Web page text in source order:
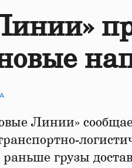
Линии»
грузы